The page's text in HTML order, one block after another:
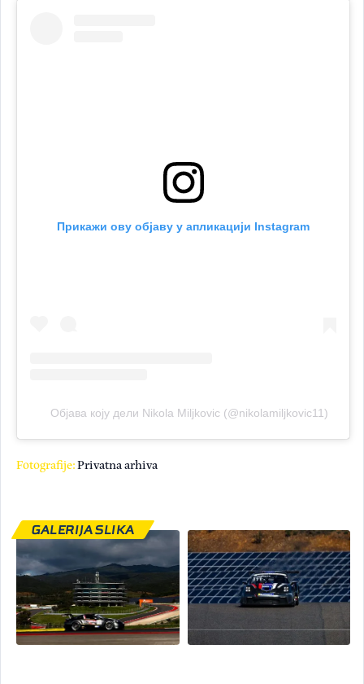
Прикажи ову објаву у апликацији Instagram
Објава коју дели Nikola Miljkovic (@nikolamiljkovic11)
Fotografije:Privatna arhiva
GALERIJA SLIKA